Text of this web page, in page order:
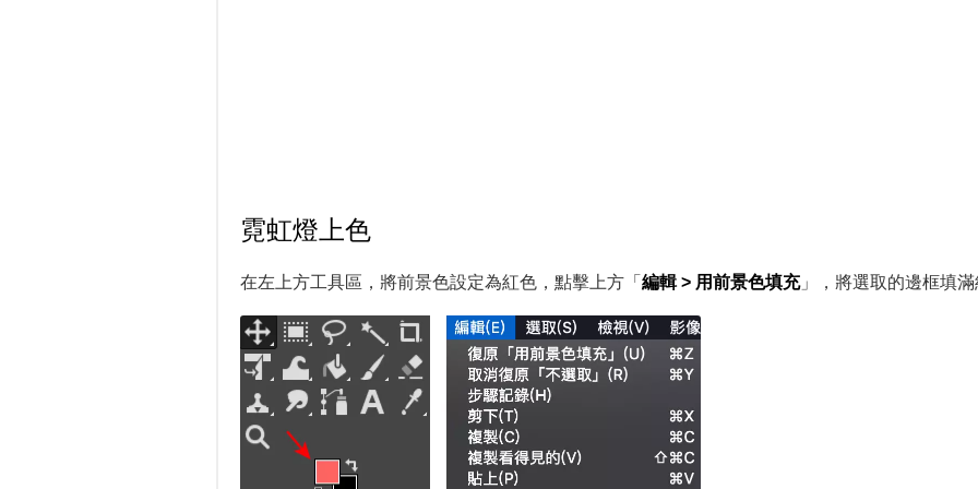
霓虹燈上色
在左上方工具區，將前景色設定為紅色，點擊上方「 編輯 > 用前景色填充」，將選取的邊框填